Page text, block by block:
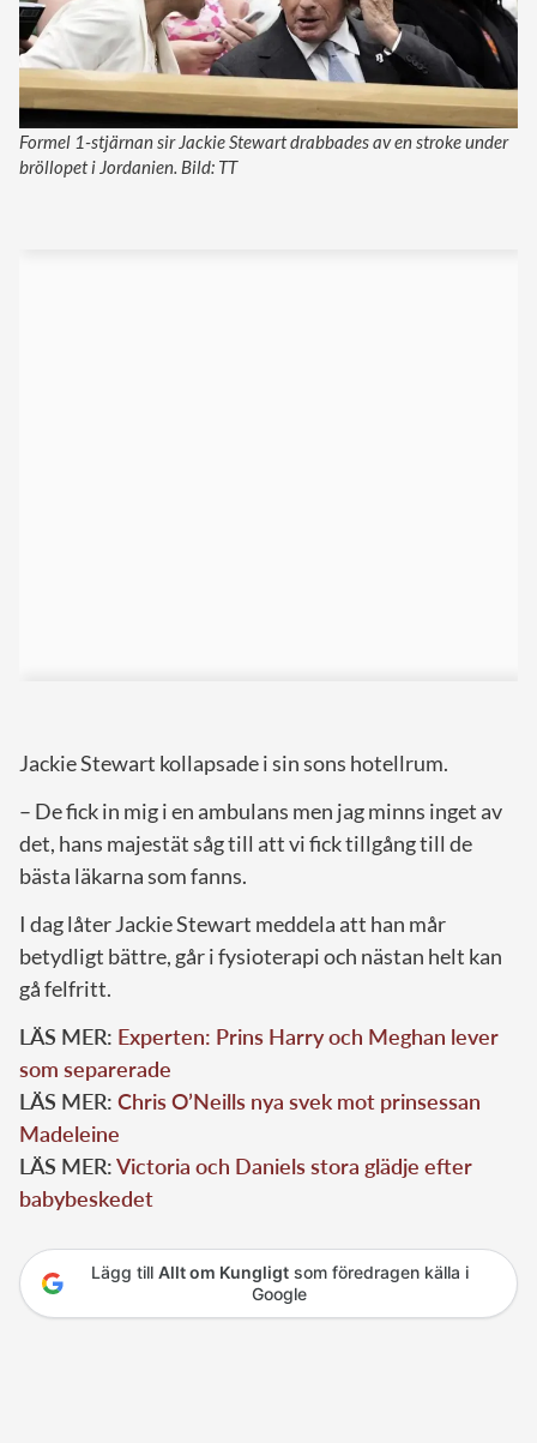
Formel 1-stjärnan sir Jackie Stewart drabbades av en stroke under
bröllopet i Jordanien. Bild: TT
Jackie Stewart kollapsade i sin sons hotellrum.
– De fick in mig i en ambulans men jag minns inget av
det, hans majestät såg till att vi fick tillgång till de
bästa läkarna som fanns.
I dag låter Jackie Stewart meddela att han mår
betydligt bättre, går i fysioterapi och nästan helt kan
gå felfritt.
LÄS MER: Experten: Prins Harry och Meghan lever
som separerade
LÄS MER: Chris O’Neills nya svek mot prinsessan
Madeleine
LÄS MER:Victoria och Daniels stora glädje efter
babybeskedet
Lägg till Allt om Kungligtsom föredragen källa i
Google